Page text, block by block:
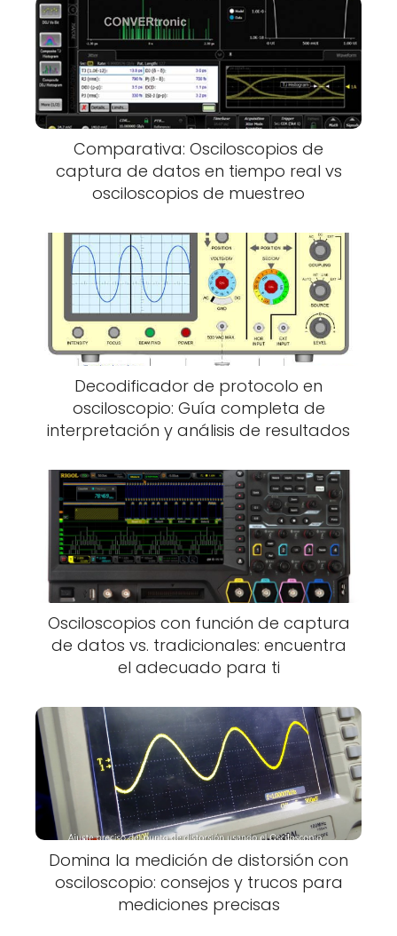
Comparativa: Osciloscopios de
captura de datos en tiempo real vs
osciloscopios de muestreo
Decodificador de protocolo en
osciloscopio: Guía completa de
interpretación y análisis de resultados
Osciloscopios con función de captura
de datos vs. tradicionales: encuentra
el adecuado para ti
Domina la medición de distorsión con
osciloscopio: consejos y trucos para
mediciones precisas